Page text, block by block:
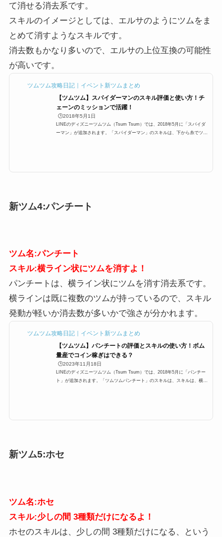
て消せる消去系です。
スキルのイメージとしては、エルサのようにツムをま
とめて消すようなスキルです。
消去数もかなり多いので、エルサの上位互換の可能性
が高いです。
ツムツム攻略日記｜イベント新ツムまとめ
【ツムツム】スパイダーマンのスキル評価と使い方！チ
ェーンのミッションで活躍！
🕒️2018年5月1日
LINEのディズニーツムツム（Tsum Tsum）では、2018年5月に「スパイダ
ーマン」が追加されます。「スパイダーマン」のスキルは、下から糸でツム
新ツム4:パンチート
ツム名:パンチート
スキル:横ライン状にツムを消すよ！
パンチートは、横ライン状にツムを消す消去系です。
横ラインは既に複数のツムが持っているので、スキル
発動が軽いか消去数が多いかで強さが分かれます。
ツムツム攻略日記｜イベント新ツムまとめ
【ツムツム】パンチートの評価とスキルの使い方！ボム
量産でコイン稼ぎはできる？
🕒️2023年11月18日
LINEのディズニーツムツム（Tsum Tsum）では、2018年5月に「パンチー
ト」が追加されます。「ツムツムパンチート」のスキルは、スキルは、横ラ
新ツム5:ホセ
ツム名:ホセ
スキル:少しの間 3種類だけになるよ！
ホセのスキルは、少しの間 3種類だけになる、という